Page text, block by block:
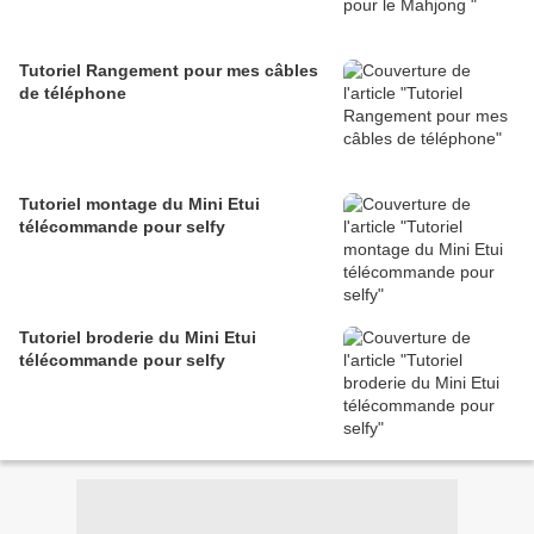
Tutoriel Rangement pour mes câbles
de téléphone
Tutoriel montage du Mini Etui
télécommande pour selfy
Tutoriel broderie du Mini Etui
télécommande pour selfy